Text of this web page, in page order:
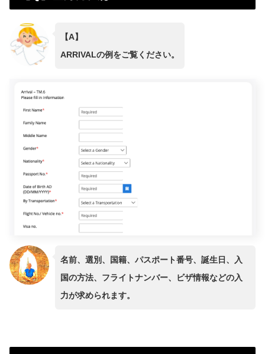
【A】
ARRIVALの例をご覧ください。
名前、選別、国籍、パスポート番号、誕生日、入
国の方法、フライトナンバー、ビザ情報などの入
力が求められます。